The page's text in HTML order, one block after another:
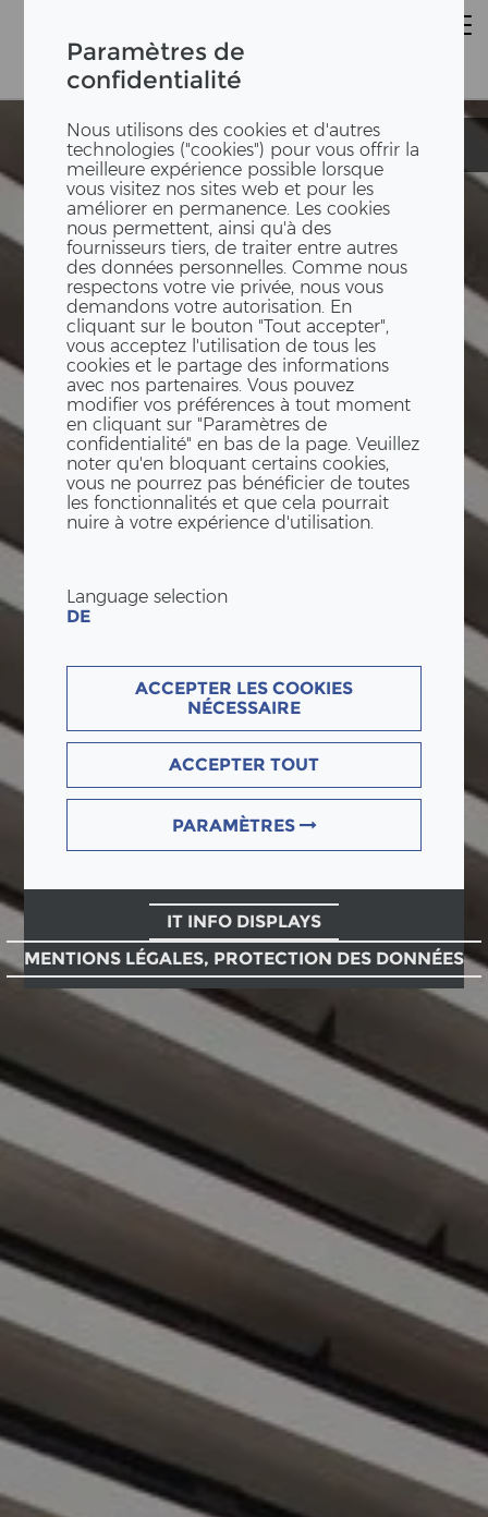
Paramètres de
confidentialité
Nous utilisons des cookies et d'autres
technologies ("cookies") pour vous offrir la
meilleure expérience possible lorsque
vous visitez nos sites web et pour les
améliorer en permanence. Les cookies
nous permettent, ainsi qu'à des
fournisseurs tiers, de traiter entre autres
des données personnelles. Comme nous
respectons votre vie privée, nous vous
demandons votre autorisation. En
cliquant sur le bouton "Tout accepter",
vous acceptez l'utilisation de tous les
cookies et le partage des informations
avec nos partenaires. Vous pouvez
modifier vos préférences à tout moment
en cliquant sur "Paramètres de
confidentialité" en bas de la page. Veuillez
noter qu'en bloquant certains cookies,
vous ne pourrez pas bénéficier de toutes
les fonctionnalités et que cela pourrait
nuire à votre expérience d'utilisation.
Language selection
DE
ACCEPTER LES COOKIES
NÉCESSAIRE
ACCEPTER TOUT
PARAMÈTRES
IT INFO DISPLAYS
MENTIONS LÉGALES, PROTECTION DES DONNÉES
Helvetia Tower
Helvetia Tower